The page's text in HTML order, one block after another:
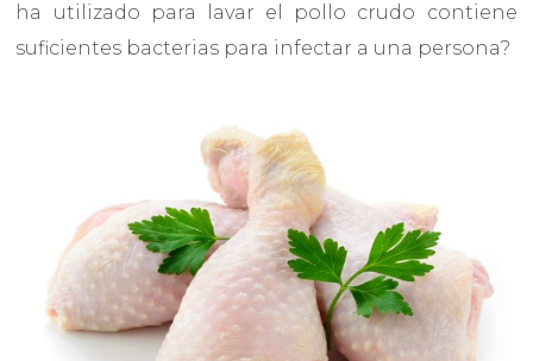
ha utilizado para lavar el pollo crudo contiene
suficientes bacterias para infectar a una persona?